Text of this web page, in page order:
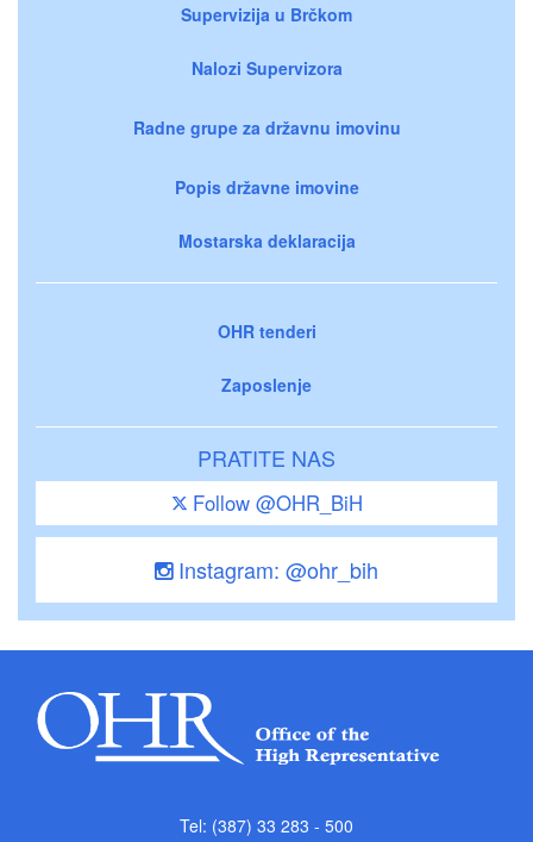
Supervizija u Brčkom
Nalozi Supervizora
Radne grupe za državnu imovinu
Popis državne imovine
Mostarska deklaracija
OHR tenderi
Zaposlenje
PRATITE NAS
Follow @OHR_BiH
Instagram: @ohr_bih
Tel: (387) 33 283 - 500